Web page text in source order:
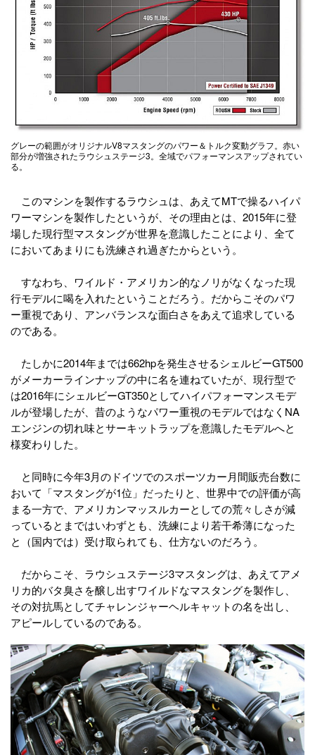
グレーの範囲がオリジナルV8マスタングのパワー＆トルク変動グラフ。赤い
部分が増強されたラウシュステージ3。全域でパフォーマンスアップされてい
る。
このマシンを製作するラウシュは、あえてMTで操るハイパ
ワーマシンを製作したというが、その理由とは、2015年に登
場した現行型マスタングが世界を意識したことにより、全て
においてあまりにも洗練され過ぎたからという。
すなわち、ワイルド・アメリカン的なノリがなくなった現
行モデルに喝を入れたということだろう。だからこそのパワ
ー重視であり、アンバランスな面白さをあえて追求している
のである。
たしかに2014年までは662hpを発生させるシェルビーGT500
がメーカーラインナップの中に名を連ねていたが、現行型で
は2016年にシェルビーGT350としてハイパフォーマンスモデ
ルが登場したが、昔のようなパワー重視のモデルではなくNA
エンジンの切れ味とサーキットラップを意識したモデルへと
様変わりした。
と同時に今年3月のドイツでのスポーツカー月間販売台数に
おいて「マスタングが1位」だったりと、世界中での評価が高
まる一方で、アメリカンマッスルカーとしての荒々しさが減
っているとまではいわずとも、洗練により若干希薄になった
と（国内では）受け取られても、仕方ないのだろう。
だからこそ、ラウシュステージ3マスタングは、あえてアメ
リカ的バタ臭さを醸し出すワイルドなマスタングを製作し、
その対抗馬としてチャレンジャーヘルキャットの名を出し、
アピールしているのである。